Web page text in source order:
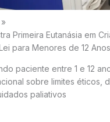
Primeira Eutanásia em
para Menores de 12 Anos
paciente entre 1 e 12
sobre limites éticos,
paliativos